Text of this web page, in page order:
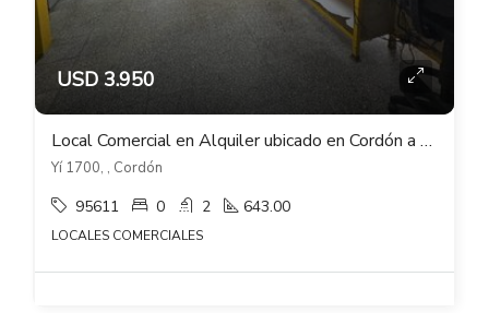
USD 3.950
Local Comercial en Alquiler ubicado en Cordón a metros de Av Libertador
Yí 1700, , Cordón
95611 0 2 643.00
LOCALES COMERCIALES